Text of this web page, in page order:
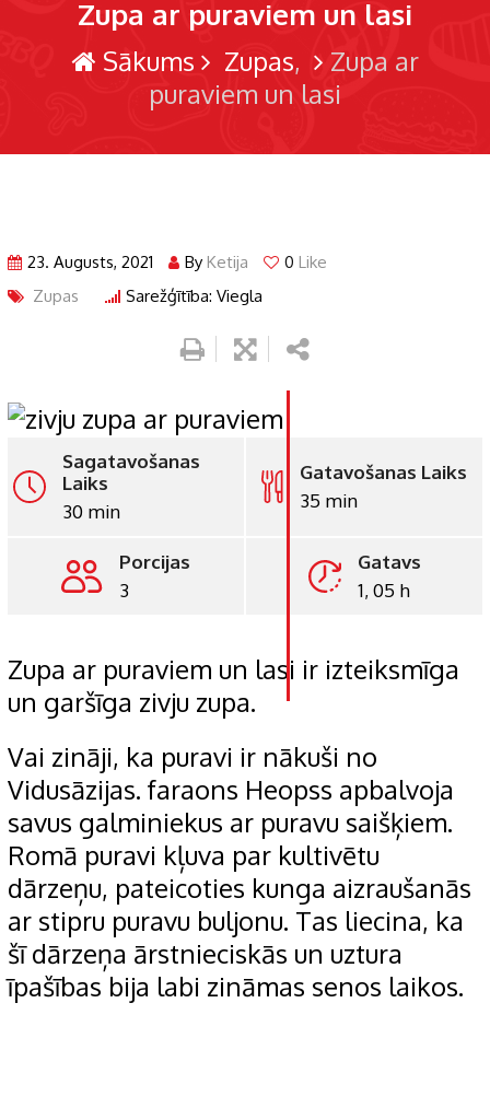
Zupa ar puraviem un lasi
Sākums Zupas
Zupa ar
puraviem un lasi
23. Augusts, 2021 By Ketija 0 Like
Zupas
Sarežģītība: Viegla
Whatsapp
Print
Sagatavošanas
Laiks
30 min
Gatavošanas Laiks
35 min
Porcijas
3
Gatavs
1, 05 h
Zupa ar puraviem un lasi ir izteiksmīga
un garšīga zivju zupa.
Vai zināji, ka puravi ir nākuši no
Vidusāzijas. faraons Heopss apbalvoja
savus galminiekus ar puravu saišķiem.
Romā puravi kļuva par kultivētu
dārzeņu, pateicoties kunga aizraušanās
ar stipru puravu buljonu. Tas liecina, ka
šī dārzeņa ārstnieciskās un uztura
īpašības bija labi zināmas senos laikos.